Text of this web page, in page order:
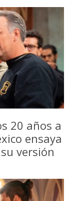
20 años a
ensaya
versión